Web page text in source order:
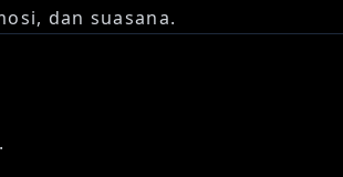
dan suasana.